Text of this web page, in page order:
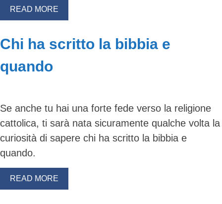
READ MORE
Chi ha scritto la bibbia e
quando
Se anche tu hai una forte fede verso la religione
cattolica, ti sarà nata sicuramente qualche volta la
curiosità di sapere chi ha scritto la bibbia e
quando.
READ MORE